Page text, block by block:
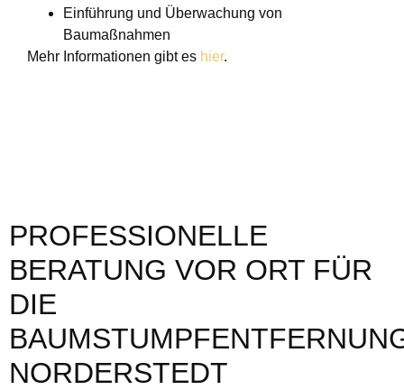
Einführung und Überwachung von
Baumaßnahmen
Mehr Informationen gibt es hier.
PROFESSIONELLE
BERATUNG VOR ORT FÜR
DIE
NORDERSTEDT